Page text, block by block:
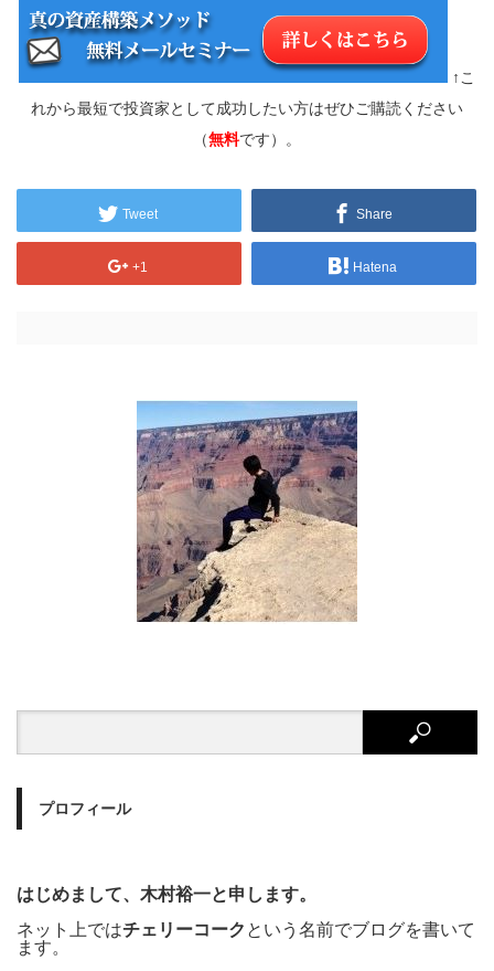
↑こ
れから最短で投資家として成功したい方はぜひご購読ください
（無料です）。
Tweet Share
+1 Hatena
プロフィール
はじめまして、木村裕一と申します。
ネット上ではチェリーコーク という名前でブログを書いて
ます。